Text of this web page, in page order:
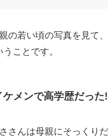
の若い頃の写真を見て
ことです。
ケメンで高学歴だった
さんは母親にそっくり